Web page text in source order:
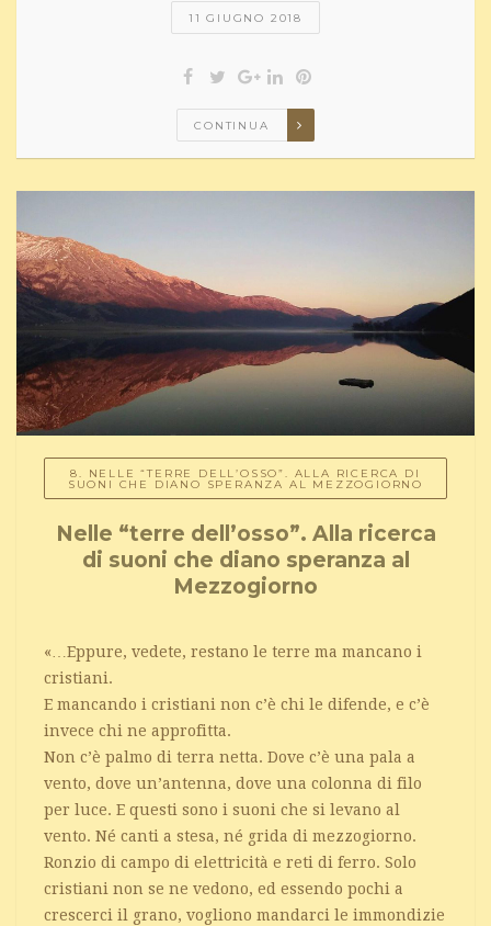
11 GIUGNO 2018
CONTINUA
8. NELLE “TERRE DELL’OSSO”. ALLA RICERCA DI
SUONI CHE DIANO SPERANZA AL MEZZOGIORNO
Nelle “terre dell’osso”. Alla ricerca
di suoni che diano speranza al
Mezzogiorno
«…Eppure, vedete, restano le terre ma mancano i
cristiani.
E mancando i cristiani non c’è chi le difende, e c’è
invece chi ne approfitta.
Non c’è palmo di terra netta. Dove c’è una pala a
vento, dove un’antenna, dove una colonna di filo
per luce. E questi sono i suoni che si levano al
vento. Né canti a stesa, né grida di mezzogiorno.
Ronzio di campo di elettricità e reti di ferro. Solo
cristiani non se ne vedono, ed essendo pochi a
crescerci il grano, vogliono mandarci le immondizie